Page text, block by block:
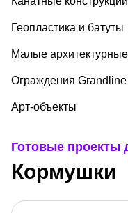
Геопластика и батуты
Малые
Ограждения Grandline
Арт-объекты
Готовые проекты
Кормушки